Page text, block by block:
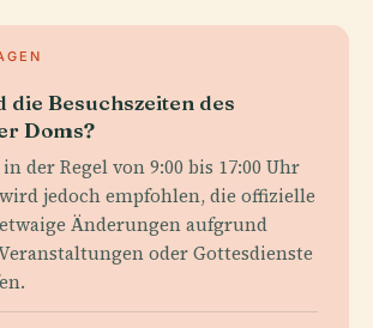
die Besuchszeiten des
Doms?
der Regel von 9:00 bis 17:00 Uhr
jedoch empfohlen, die offizielle
Änderungen aufgrund
oder Gottesdienste